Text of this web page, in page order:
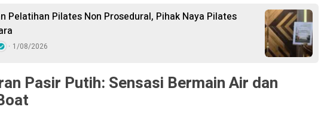
Pelatihan Pilates Non Prosedural, Pihak Naya Pilates
1/08/2026
Pasir Putih: Sensasi Bermain Air dan